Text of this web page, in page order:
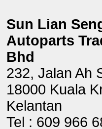
Sun Lian
Autoparts
Bhd
232, Jalan Ah
18000 Kuala
Kelantan
Tel : 609 966